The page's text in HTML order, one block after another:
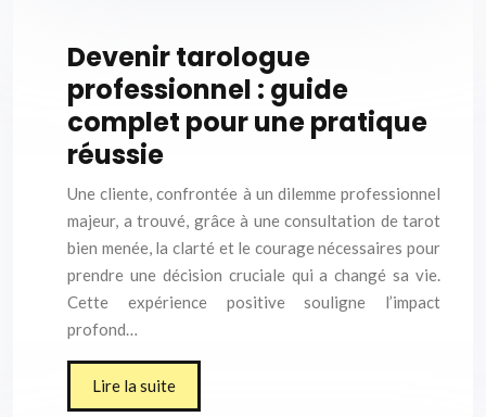
Devenir tarologue
professionnel : guide
complet pour une pratique
réussie
Une cliente, confrontée à un dilemme professionnel
majeur, a trouvé, grâce à une consultation de tarot
bien menée, la clarté et le courage nécessaires pour
prendre une décision cruciale qui a changé sa vie.
Cette expérience positive souligne l’impact
profond…
Lire la suite